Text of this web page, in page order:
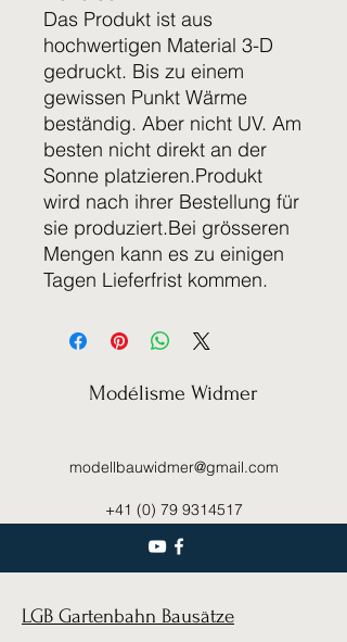
Das Produkt ist aus
hochwertigen Material 3-D
gedruckt. Bis zu einem
gewissen Punkt Wärme
beständig. Aber nicht UV. Am
besten nicht direkt an der
Sonne platzieren.Produkt
wird nach ihrer Bestellung für
sie produziert.Bei grösseren
Mengen kann es zu einigen
Tagen Lieferfrist kommen.
Modélisme Widmer
modellbauwidmer@gmail.com
+41 (0) 79 9314517
LGB Gartenbahn Bausätze